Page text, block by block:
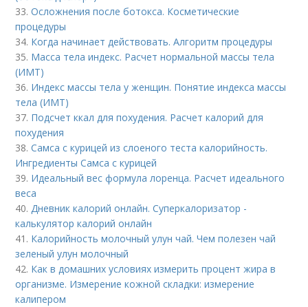
33.Осложнения после ботокса. Косметические
процедуры
34. Когда начинает действовать. Алгоритм процедуры
35. Масса тела индекс. Расчет нормальной массы тела
(ИМТ)
36. Индекс массы тела у женщин. Понятие индекса массы
тела (ИМТ)
37. Подсчет ккал для похудения. Расчет калорий для
похудения
38.Самса с курицей из слоеного теста калорийность.
Ингредиенты Самса с курицей
39. Идеальный вес формула лоренца. Расчет идеального
веса
40.Дневник калорий онлайн. Суперкалоризатор -
калькулятор калорий онлайн
41. Калорийность молочный улун чай. Чем полезен чай
зеленый улун молочный
42. Как в домашних условиях измерить процент жира в
организме. Измерение кожной складки: измерение
калипером